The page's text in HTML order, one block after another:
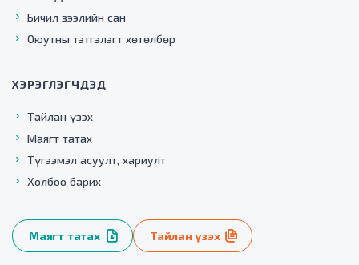
Бичил зээлийн сан
Оюутны тэтгэлэгт хөтөлбөр
ХЭРЭГЛЭГЧДЭД
Тайлан үзэх
Маягт татах
Түгээмэл асуулт, хариулт
Холбоо барих
Маягт татах Тайлан үзэх